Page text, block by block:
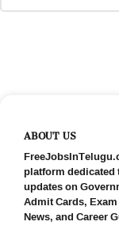
ABOUT US
platform
updates on
Admit Cards,
News, and Career